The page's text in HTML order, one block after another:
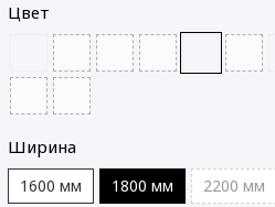
Цвет
Ширина
1600 мм 1800 мм 2200 мм